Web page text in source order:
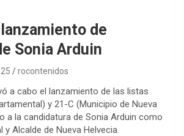
de
Sonia Arduin
rocontenidos
a cabo el lanzamiento de las listas
y 21-C (Municipio de Nueva
a la candidatura de Sonia Arduin como
y Alcalde de Nueva Helvecia.